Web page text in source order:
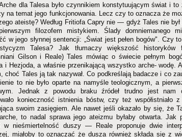
dla Talesa było czynnikiem konstytuującym świat i to
na temat jego funkcjonowania. Lecz czy to oznacza że
ateistę? Według Fritiofa Capry nie — gdyż Tales nie
filozofem mistykiem. Ślady domniemanego
w jego słynnej sentencji: „Świat jest pełen bogów". Czy
Talesa? Jak tłumaczy większość
Gilson i Reale) Tales mówiąc o świecie pełnym
i Hezjoda, a właśnie przenikającą wszystko arche- wodę.
choć Tales ją tak nazywał. Co podkreślają badacze i co
to nie było oparte na namyśle teologicznym, a
Jednak z powodu braku źródeł trudno jest nam
konieczność istnienia bóstw, czy też współistniało
swoim zasięgiem. Ale nawet jeśli okazało by się, że
to nadal sprawa jego ateizmu byłaby otwarta. Jak
w nieśmiertelność duszy — Reale proponuje dwie
miałoby to oznaczać że dusza również składa się z